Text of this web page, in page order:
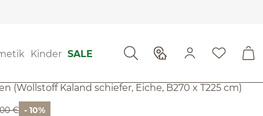
Kinder SALE
4.5 von 5 Sternen
(Wollstoff Kaland schiefer, Eiche, B270 x T225 cm)
Preis:
€ - 10%